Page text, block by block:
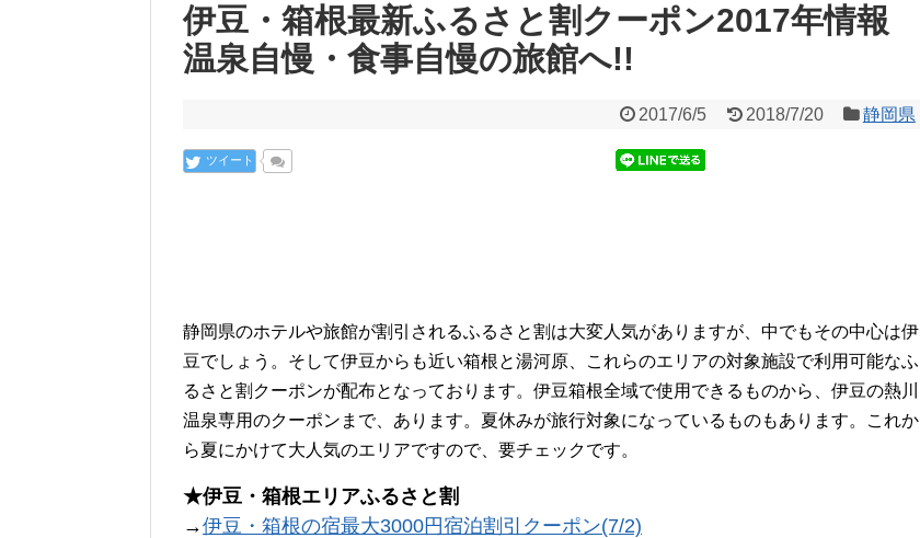
伊豆・箱根最新ふるさと割クーポン2017年情報
温泉自慢・食事自慢の旅館へ!!
2017/6/5 2018/7/20 静岡県
ツイート
静岡県のホテルや旅館が割引されるふるさと割は大変人気がありますが、中でもその中心は伊
豆でしょう。そして伊豆からも近い箱根と湯河原、これらのエリアの対象施設で利用可能なふ
るさと割クーポンが配布となっております。伊豆箱根全域で使用できるものから、伊豆の熱川
温泉専用のクーポンまで、あります。夏休みが旅行対象になっているものもあります。これか
ら夏にかけて大人気のエリアですので、要チェックです。
★伊豆・箱根エリアふるさと割
→伊豆・箱根の宿最大3000円宿泊割引クーポン(7/2)